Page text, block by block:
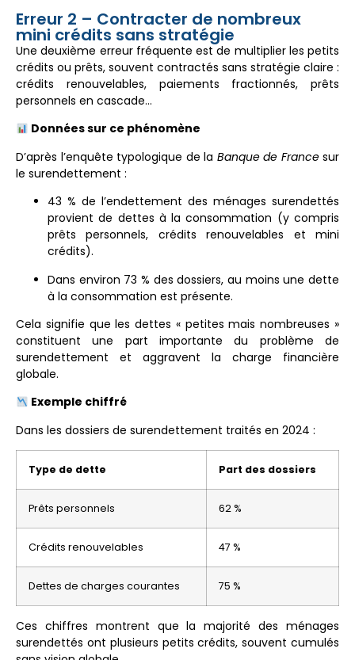
Erreur 2 – Contracter de nombreux
mini crédits sans stratégie
Une deuxième erreur fréquente est de multiplier les petits
crédits ou prêts, souvent contractés sans stratégie claire :
crédits renouvelables, paiements fractionnés, prêts
personnels en cascade…
Données sur ce phénomène
D’après l’enquête typologique de la Banque de Francesur
le surendettement :
43 % de l’endettement des ménages surendettés
provient de dettes à la consommation (y compris
prêts personnels, crédits renouvelables et mini
crédits).
Dans environ 73 % des dossiers, au moins une dette
à la consommation est présente.
Cela signifie que les dettes « petites mais nombreuses »
constituent une part importante du problème de
surendettement et aggravent la charge financière
globale.
Exemple chiffré
Dans les dossiers de surendettement traités en 2024 :
Type de dette Part des dossiers
Prêts personnels 62 %
Crédits renouvelables 47 %
Dettes de charges courantes 75 %
Ces chiffres montrent que la majorité des ménages
surendettés ont plusieurs petits crédits, souvent cumulés